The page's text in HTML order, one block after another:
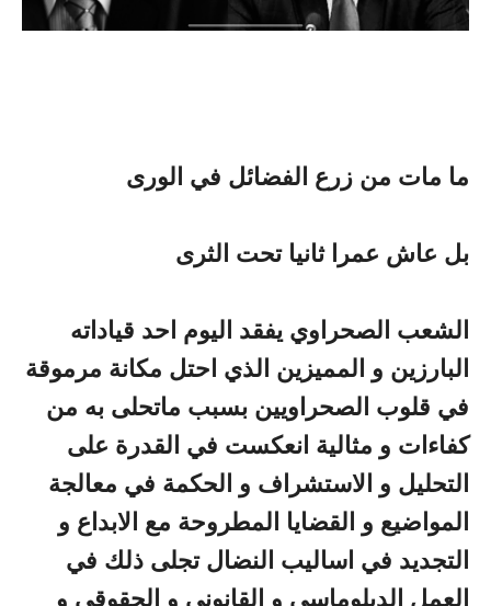
ما مات من زرع الفضائل في الورى
بل عاش عمرا ثانيا تحت الثرى
الشعب الصحراوي يفقد اليوم احد قياداته
البارزين و المميزين الذي احتل مكانة مرموقة
في قلوب الصحراويين بسبب ماتحلى به من
كفاءات و مثالية انعكست في القدرة على
التحليل و الاستشراف و الحكمة في معالجة
المواضيع و القضايا المطروحة مع الابداع و
التجديد في اساليب النضال تجلى ذلك في
العمل الدبلوماسي و القانوني و الحقوقي و